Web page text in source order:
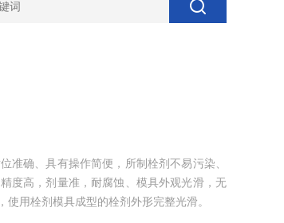
准确、具有操作简便，所制栓剂不易污染、
度高，剂量准，耐腐蚀、模具外观光滑，无
用栓剂模具成型的栓剂外形完整光滑。